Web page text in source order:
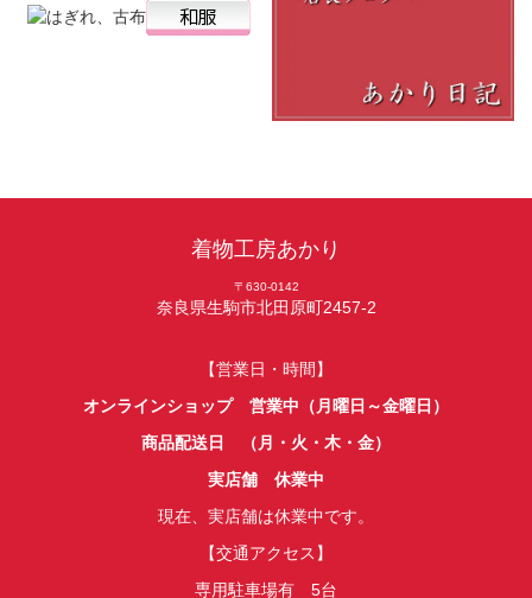
着物工房あかり
〒630-0142
奈良県生駒市北田原町2457-2
【営業日・時間】
オンラインショップ 営業中（月曜日～金曜日）
商品配送日 （月・火・木・金）
実店舗 休業中
現在、実店舗は休業中です。
【交通アクセス】
専用駐車場有 5台